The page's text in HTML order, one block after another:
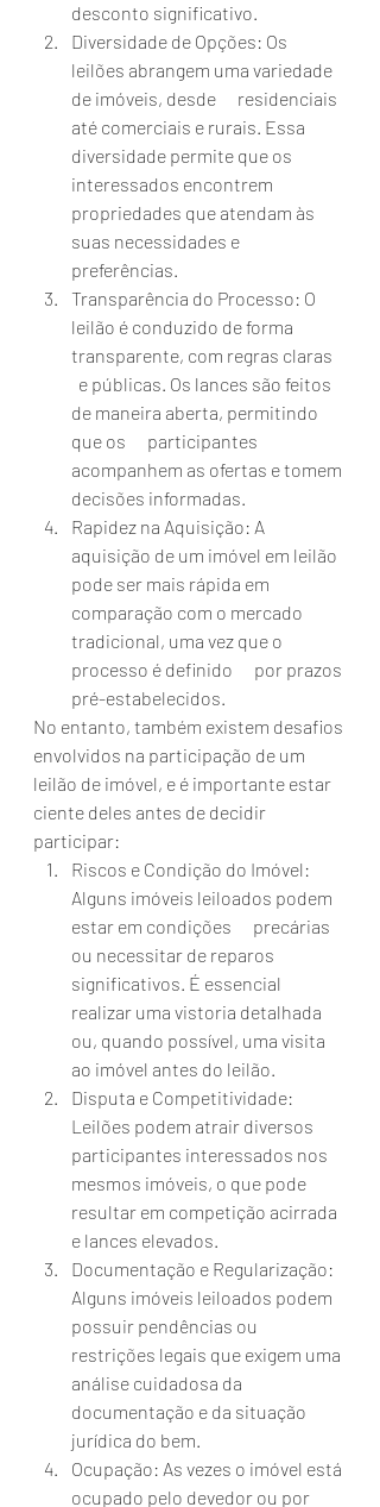
desconto significativo.
Diversidade de Opções: Os
leilões abrangem uma variedade
de imóveis, desde      residenciais
até comerciais e rurais. Essa
diversidade permite que os
interessados encontrem
propriedades que atendam às
suas necessidades e
preferências.
Transparência do Processo: O
leilão é conduzido de forma
transparente, com regras claras
  e públicas. Os lances são feitos
de maneira aberta, permitindo
que os      participantes
acompanhem as ofertas e tomem
decisões informadas.
Rapidez na Aquisição: A
aquisição de um imóvel em leilão
pode ser mais rápida em
comparação com o mercado
tradicional, uma vez que o
processo é definido      por prazos
pré-estabelecidos.
No entanto, também existem desafios
envolvidos na participação de um
leilão de imóvel, e é importante estar
ciente deles antes de decidir
participar:
Riscos e Condição do Imóvel:
Alguns imóveis leiloados podem
estar em condições      precárias
ou necessitar de reparos
significativos. É essencial
realizar uma vistoria detalhada
ou, quando possível, uma visita
ao imóvel antes do leilão.
Disputa e Competitividade:
Leilões podem atrair diversos
participantes interessados nos
mesmos imóveis, o que pode
resultar em competição acirrada
e lances elevados.
Documentação e Regularização:
Alguns imóveis leiloados podem
possuir pendências ou
restrições legais que exigem uma
análise cuidadosa da
documentação e da situação
jurídica do bem.
Ocupação: As vezes o imóvel está
ocupado pelo devedor ou por